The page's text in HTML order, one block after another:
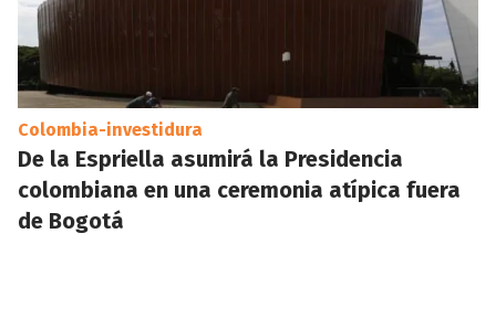
Colombia-investidura
De la Espriella asumirá la Presidencia
colombiana en una ceremonia atípica fuera
de Bogotá